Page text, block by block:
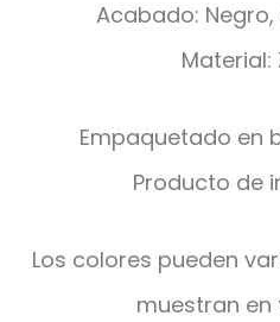
Acabado:
Material:
Empaquetado en
Producto de
Los colores pueden
muestran en